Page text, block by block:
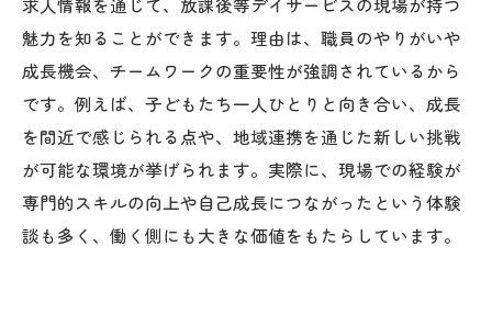
柳沢運動プログラムを活かした支援の実際
放課後等デイサービスで柳沢運動プログラ
ム活用の実例
運動遊びと集団活動の組み合わせ事例紹介
柳沢運動プログラムが子どもに与える変化
ブログで紹介される柳沢運動プログラム体
魅力を知ることができます。理由は、職員のやりがいや
成長機会、チームワークの重要性が強調されているから
です。例えば、子どもたち一人ひとりと向き合い、成長
を間近で感じられる点や、地域連携を通じた新しい挑戦
が可能な環境が挙げられます。実際に、現場での経験が
専門的スキルの向上や自己成長につながったという体験
談も多く、働く側にも大きな価値をもたらしています。